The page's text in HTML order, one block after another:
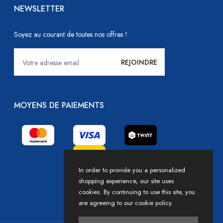
NEWSLETTER
Soyez au courant de toutes nos offres !
MOYENS DE PAIEMENTS
In order to provide you a personalized
shopping experience, our site uses
cookies. By continuing to use this site, you
are agreeing to our cookie policy.